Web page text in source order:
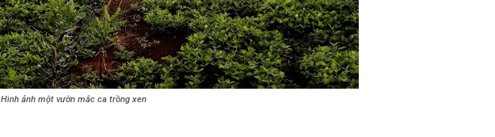
Hình ảnh một vườn mắc ca trồng xen